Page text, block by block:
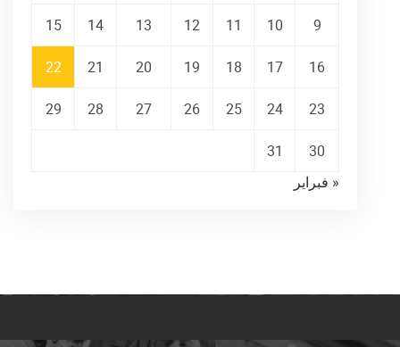
9
10
11
12
13
14
15
16
17
18
19
20
21
22
23
24
25
26
27
28
29
30
31
« فبراير